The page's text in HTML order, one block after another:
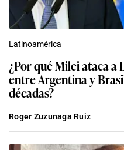
Latinoamérica
¿Por qué Milei ataca a
entre Argentina y
décadas?
Roger Zuzunaga Ruiz